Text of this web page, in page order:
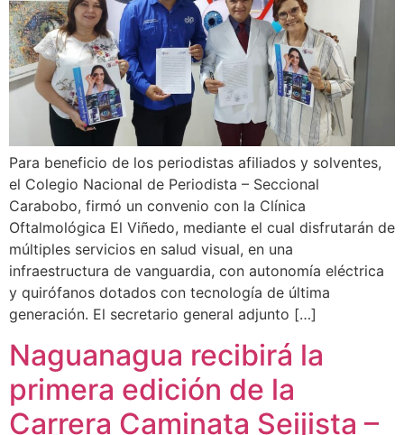
Para beneficio de los periodistas afiliados y solventes,
el Colegio Nacional de Periodista – Seccional
Carabobo, firmó un convenio con la Clínica
Oftalmológica El Viñedo, mediante el cual disfrutarán de
múltiples servicios en salud visual, en una
infraestructura de vanguardia, con autonomía eléctrica
y quirófanos dotados con tecnología de última
generación. El secretario general adjunto […]
Naguanagua recibirá la
primera edición de la
Carrera Caminata Seijista –